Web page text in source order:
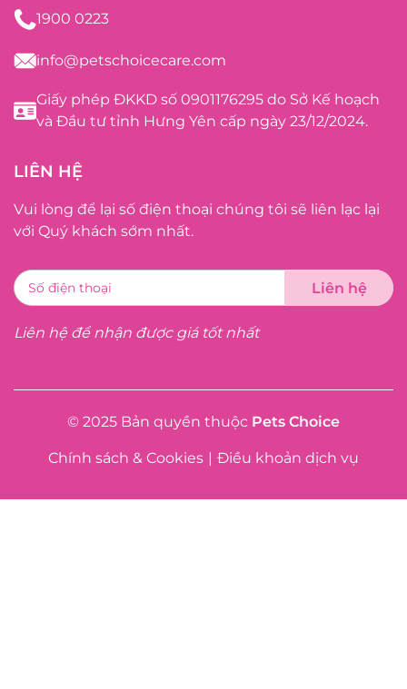
1900 0223
info@petschoicecare.com
Giấy phép ĐKKD số 0901176295 do Sở Kế hoạch
và Đầu tư tỉnh Hưng Yên cấp ngày 23/12/2024.
LIÊN HỆ
Vui lòng để lại số điện thoại chúng tôi sẽ liên lạc lại
với Quý khách sớm nhất.
Liên hệ để nhận được giá tốt nhất
© 2025 Bản quyền thuộc Pets Choice
Chính sách & Cookies | Điều khoản dịch vụ